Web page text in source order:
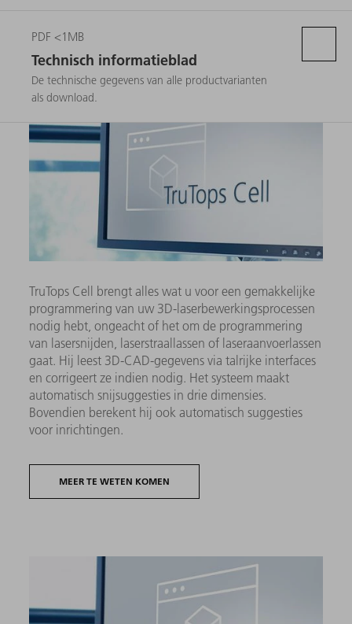
PDF <1MB
Technisch informatieblad
De technische gegevens van alle productvarianten
als download.
TruTops Cell brengt alles wat u voor een gemakkelijke
programmering van uw 3D-laserbewerkingsprocessen
nodig hebt, ongeacht of het om de programmering
van lasersnijden, laserstraallassen of laseraanvoerlassen
gaat. Hij leest 3D-CAD-gegevens via talrijke interfaces
en corrigeert ze indien nodig. Het systeem maakt
automatisch snijsuggesties in drie dimensies.
Bovendien berekent hij ook automatisch suggesties
voor inrichtingen.
MEER TE WETEN KOMEN